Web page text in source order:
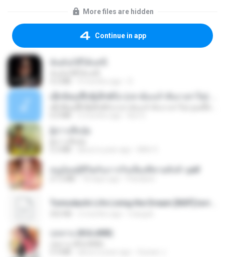
More files are hidden
Continue in app
หนูน้อยสู้ชีวิตกับภารกิจเลี้ยงพี่ชายทั้งห้า.pdf
กุหลาบ (KULARB)